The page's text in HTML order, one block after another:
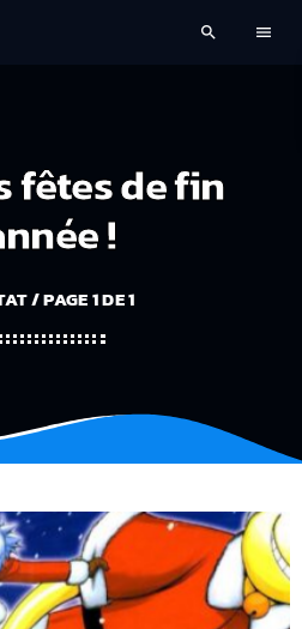
search menu
fêtes de fin
!
/ PAGE 1 DE 1